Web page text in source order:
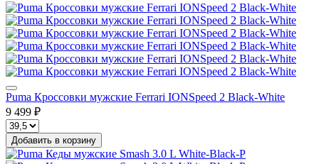
Puma Кроссовки мужские Ferrari IONSpeed 2 Black-White
9 499 ₽
Добавить в корзину